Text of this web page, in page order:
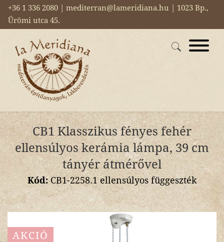
+36 1 336 2080 | mediterran@lameridiana.hu | 1023 Bp.,
Ürömi utca 45.
CB1 Klasszikus fényes fehér
ellensúlyos kerámia lámpa, 39 cm
tányér átmérővel
Kód:CB1-2258.1 ellensúlyos függeszték
AKCIÓ